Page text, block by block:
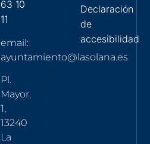
63 10
11
email:
ayuntamiento@lasolana.es
Pl.
Mayor,
1,
13240
La
Declaración
de
accesibilidad